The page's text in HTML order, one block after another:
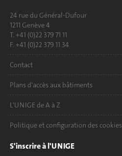
24 rue du Général-Dufour
1211 Genève 4
T. +41 (0)22 379 71 11
F. +41 (0)22 379 11 34
Contact
Plans d'accès aux bâtiments
L'UNIGE de A à Z
Politique et configuration des cookies
S'inscrire à l'UNIGE